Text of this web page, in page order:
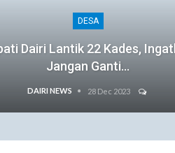
DESA
Dairi Lantik 22 Kades,
Jangan Ganti…
DAIRI NEWS 28 Dec 2023